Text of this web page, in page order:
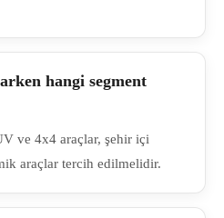
hangi segment
ve 4x4 araçlar, şehir içi
araçlar tercih edilmelidir.